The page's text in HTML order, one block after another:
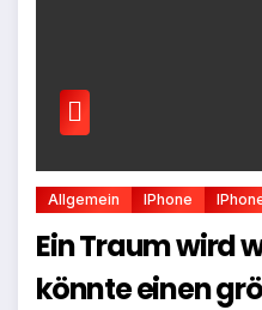
Allgemein IPhone
Ein Traum wird
könnte einen